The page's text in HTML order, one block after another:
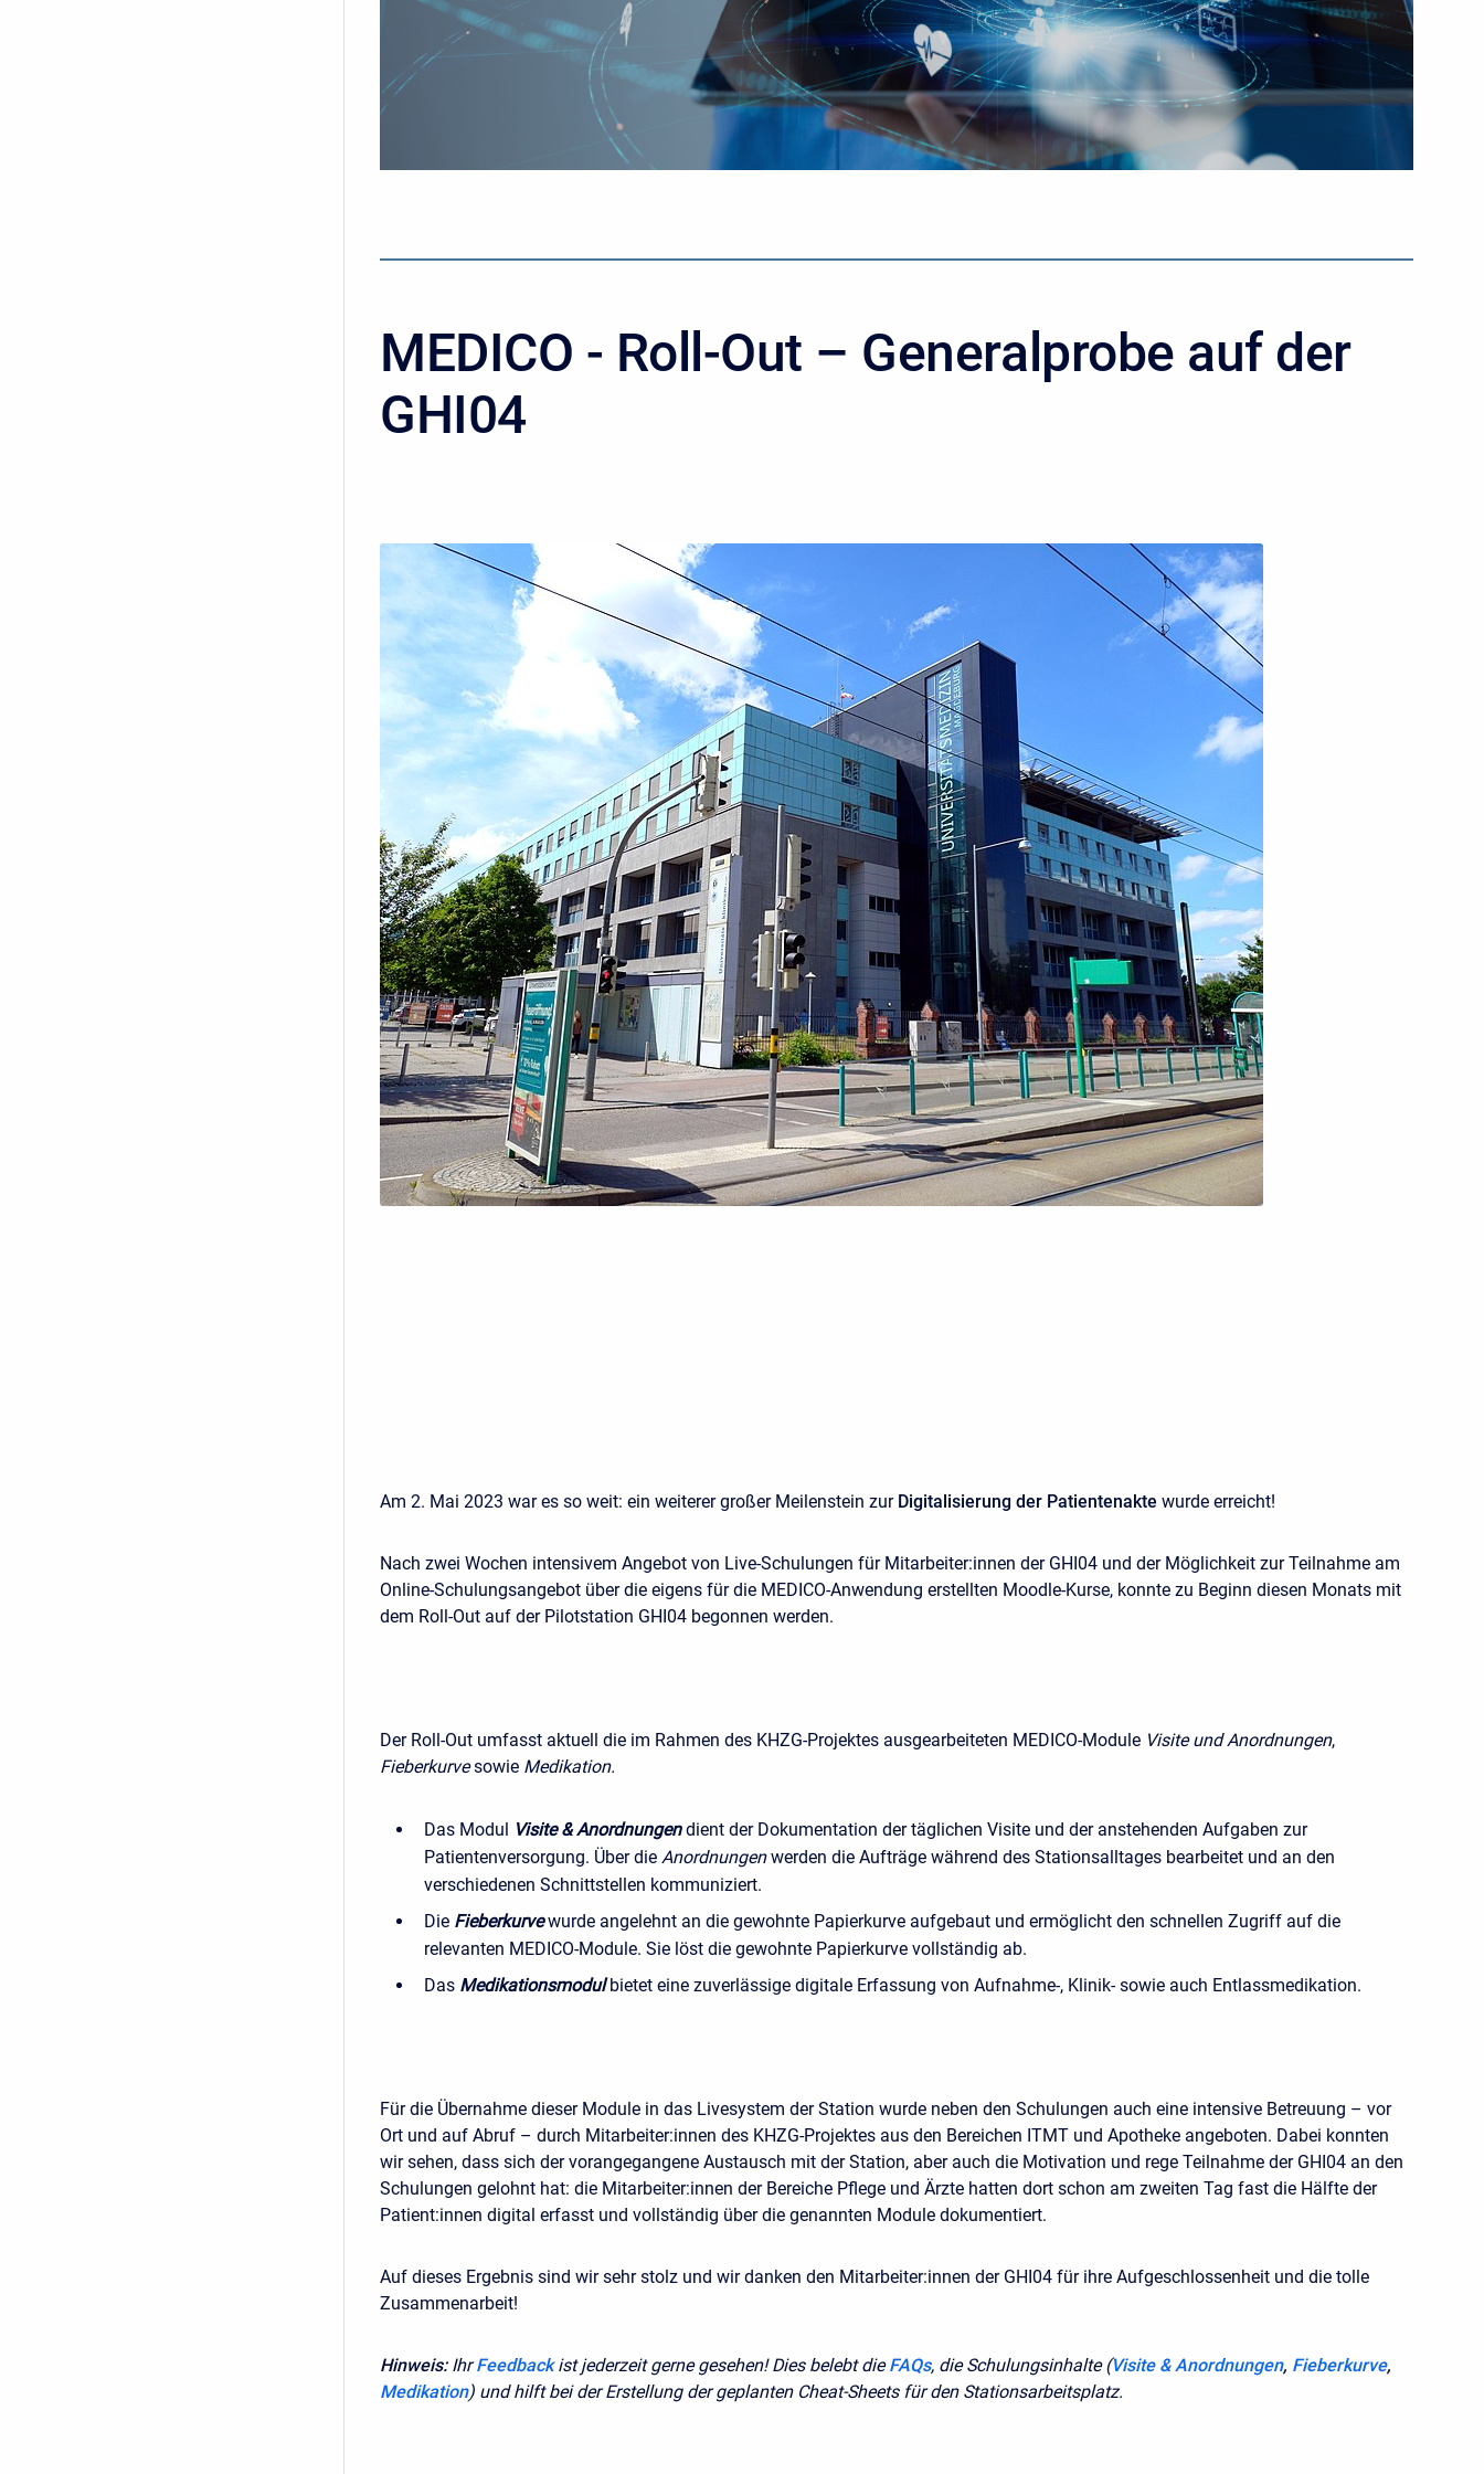
MEDICO - Roll-Out – Generalprobe auf der
GHI04
Am 2. Mai 2023 war es so weit: ein weiterer großer Meilenstein zurDigitalisierung der Patientenakte wurde erreicht!
Nach zwei Wochen intensivem Angebot von Live-Schulungen für Mitarbeiter:innen der GHI04 und der Möglichkeit zur Teilnahme am
Online-Schulungsangebot über die eigens für die MEDICO-Anwendung erstellten Moodle-Kurse, konnte zu Beginn diesen Monats mit
dem Roll-Out auf der Pilotstation GHI04 begonnen werden.
Der Roll-Out umfasst aktuell die im Rahmen des KHZG-Projektes ausgearbeiteten MEDICO-Module Visite und Anordnungen,
Fieberkurvesowie Medikation.
Das Modul Visite & Anordnungendient der Dokumentation der täglichen Visite und der anstehenden Aufgaben zur
Patientenversorgung. Über die Anordnungenwerden die Aufträge während des Stationsalltages bearbeitet und an den
verschiedenen Schnittstellen kommuniziert.
Die Fieberkurve wurde angelehnt an die gewohnte Papierkurve aufgebaut und ermöglicht den schnellen Zugriff auf die
relevanten MEDICO-Module. Sie löst die gewohnte Papierkurve vollständig ab.
Das Medikationsmodul bietet eine zuverlässige digitale Erfassung von Aufnahme-, Klinik- sowie auch Entlassmedikation.
Für die Übernahme dieser Module in das Livesystem der Station wurde neben den Schulungen auch eine intensive Betreuung – vor
Ort und auf Abruf – durch Mitarbeiter:innen des KHZG-Projektes aus den Bereichen ITMT und Apotheke angeboten. Dabei konnten
wir sehen, dass sich der vorangegangene Austausch mit der Station, aber auch die Motivation und rege Teilnahme der GHI04 an den
Schulungen gelohnt hat: die Mitarbeiter:innen der Bereiche Pflege und Ärzte hatten dort schon am zweiten Tag fast die Hälfte der
Patient:innen digital erfasst und vollständig über die genannten Module dokumentiert.
Auf dieses Ergebnis sind wir sehr stolz und wir danken den Mitarbeiter:innen der GHI04 für ihre Aufgeschlossenheit und die tolle
Zusammenarbeit!
Hinweis:IhrFeedbackist jederzeit gerne gesehen! Dies belebt dieFAQs, die Schulungsinhalte (Visite & Anordnungen, Fieberkurve,
Medikation) und hilft bei der Erstellung der geplanten Cheat-Sheets für den Stationsarbeitsplatz.